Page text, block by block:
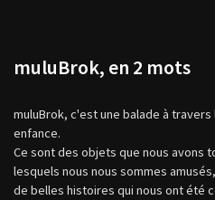
muluBrok, en 2 mots
muluBrok, c'est une balade à
enfance.
Ce sont des objets que nous avons
lesquels nous nous sommes amusés,
de belles histoires qui nous ont été